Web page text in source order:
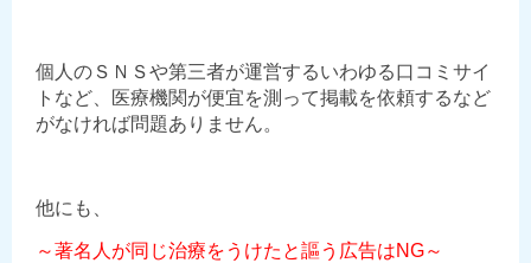
個人のＳＮＳや第三者が運営するいわゆる口コミサイ
トなど、医療機関が便宜を測って掲載を依頼するなど
がなければ問題ありません。
他にも、
～著名人が同じ治療をうけたと謳う広告はNG～